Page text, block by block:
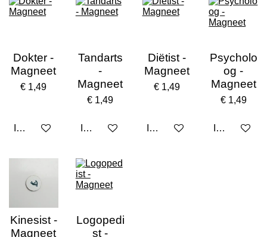
Dokter -
Magneet
€ 1,49
In winkelwagen
Tandarts
-
Magneet
€ 1,49
In winkelwagen
Diëtist -
Magneet
€ 1,49
In winkelwagen
Psycholo
og -
Magneet
€ 1,49
In
Kinesist -
Magneet
Logopedi
st -